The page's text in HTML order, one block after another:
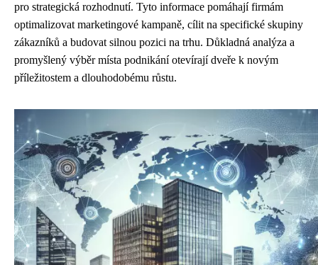
pro strategická rozhodnutí. Tyto informace pomáhají firmám
optimalizovat marketingové kampaně, cílit na specifické skupiny
zákazníků a budovat silnou pozici na trhu. Důkladná analýza a
promyšlený výběr místa podnikání otevírají dveře k novým
příležitostem a dlouhodobému růstu.